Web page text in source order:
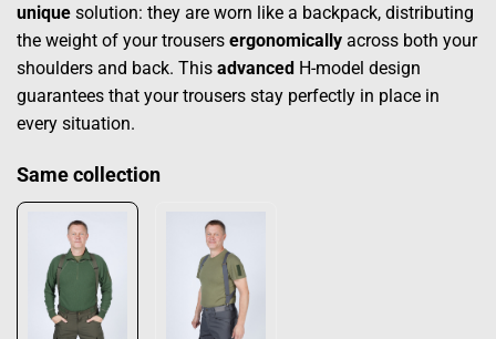
unique solution: they are worn like a backpack, distributing
the weight of your trousers ergonomically across both your
shoulders and back. This advanced H-model design
guarantees that your trousers stay perfectly in place in
every situation.
Same collection